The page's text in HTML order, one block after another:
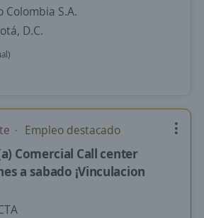
Colombia S.A.
D.C.
Empleo destacado
Comercial Call center
a sabado ¡Vinculacion